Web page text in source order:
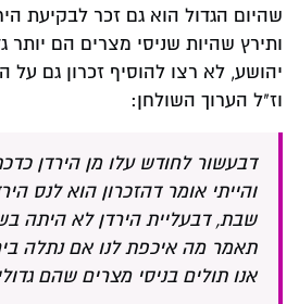
שהיום הגדול הוא גם זכר לבקיעת
ותירץ שהיות שניסי מצרים הם יותר
יהושע, לא רצו להוסיף זכרון גם על
וז"ל הערוך השולחן:
דבעשור לחודש עלו מן הירדן
והייתי אומר דהזכרון הוא לנס
שבת, דבעליית הירדן לא היתה
תאמר מה איכפת לנו אם נתלה
אנו תולים בניסי מצרים שהם